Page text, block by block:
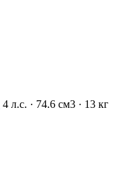
4 л.с. · 74.6 см3 · 13 кг